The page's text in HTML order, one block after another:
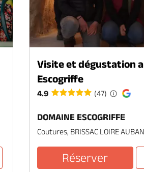
Visite et dégustation
Escogriffe
4.9 (47)
DOMAINE ESCOGRIFFE
Coutures, BRISSAC LOIRE
Réserver